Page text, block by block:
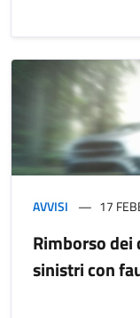
AVVISI 17
Rimborso
sinistri con